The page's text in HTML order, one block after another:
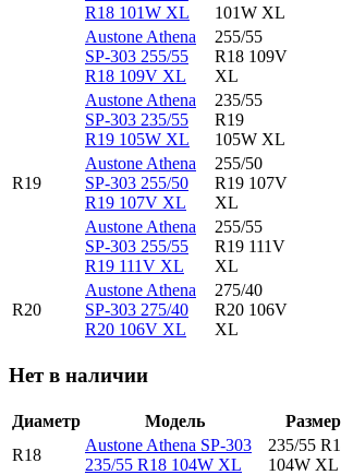
R18 101W XL
101W XL
Austone Athena
SP-303 255/55
R18 109V XL
255/55
R18 109V
XL
R19
Austone Athena
SP-303 235/55
R19 105W XL
235/55
R19
105W XL
Austone Athena
SP-303 255/50
R19 107V XL
255/50
R19 107V
XL
Austone Athena
SP-303 255/55
R19 111V XL
255/55
R19 111V
XL
R20
Austone Athena
SP-303 275/40
R20 106V XL
275/40
R20 106V
XL
Нет в наличии
Диаметр Модель Размер
R18
Austone Athena SP-303
235/55 R18 104W XL
235/55
104W XL